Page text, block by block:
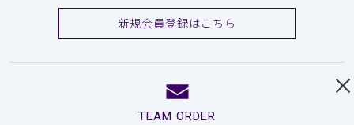
新規会員登録はこちら
TEAM ORDER